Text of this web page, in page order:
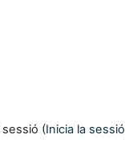
(Inicia la sessió